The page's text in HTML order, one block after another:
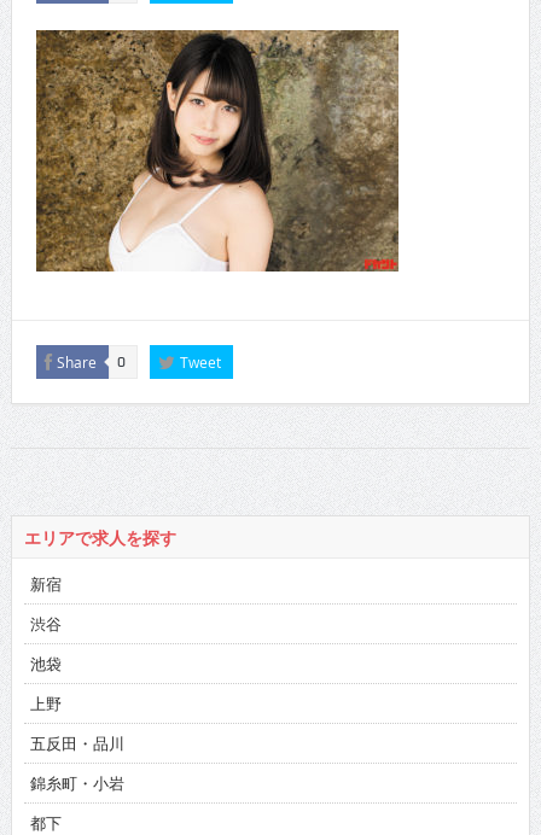
Share 0 Tweet
エリアで求人を探す
新宿
渋谷
池袋
上野
五反田・品川
錦糸町・小岩
都下